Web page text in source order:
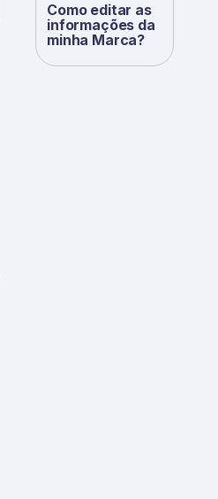
Como editar as
informações da
minha Marca?